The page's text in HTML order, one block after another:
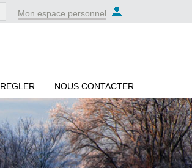
Mon espace personnel
REGLER NOUS CONTACTER